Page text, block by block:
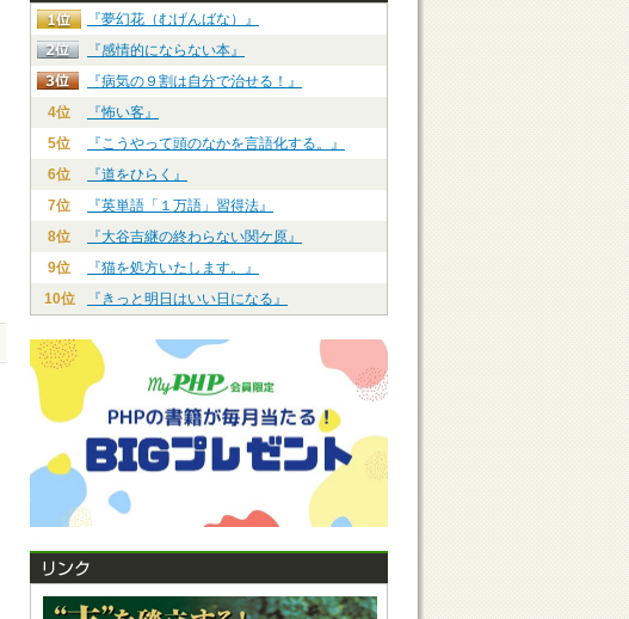
『夢幻花（むげんばな）』
『感情的にならない本』
『病気の９割は自分で治せる！』
4位
『怖い客』
5位
『こうやって頭のなかを言語化する。』
6位
『道をひらく』
7位
『英単語「１万語」習得法』
8位
『大谷吉継の終わらない関ケ原』
9位
『猫を処方いたします。』
10位
『きっと明日はいい日になる』